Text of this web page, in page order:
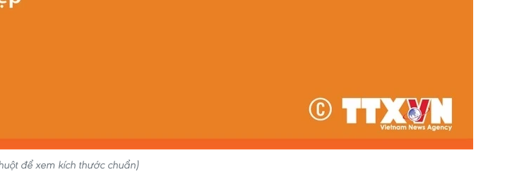
để xem kích thước chuẩn)